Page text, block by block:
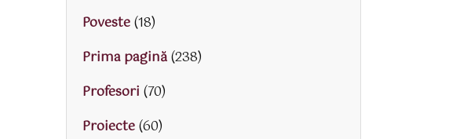
Poveste(18)
Prima pagină(238)
Profesori (70)
Proiecte(60)